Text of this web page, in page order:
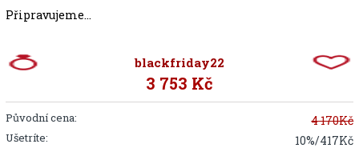
Připravujeme...
blackfriday22
3 753 Kč
Původní cena: 4 170Kč
Ušetríte: 10%/417Kč